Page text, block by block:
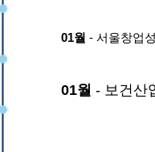
01월 - 서울창업
01월 - 보건산